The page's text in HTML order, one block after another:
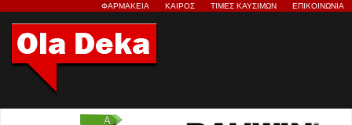
ΦΑΡΜΑΚΕΙΑ ΚΑΙΡΟΣ ΤΙΜΕΣ ΚΑΥΣΙΜΩΝ ΕΠΙΚΟΙΝΩΝΙΑ